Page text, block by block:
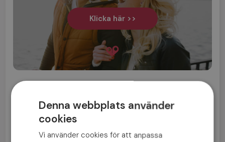
Klicka här >>
Bilder från Mötesplatsen Singelkryssning
Denna webbplats använder
cookies
Vi använder cookies för att anpassa